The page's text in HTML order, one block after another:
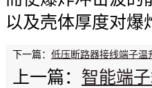
以及壳体厚度对爆
下一篇： 低压断路器接线端子温
上一篇： 智能端